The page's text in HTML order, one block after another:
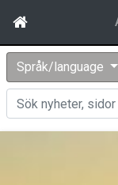
Språk/language